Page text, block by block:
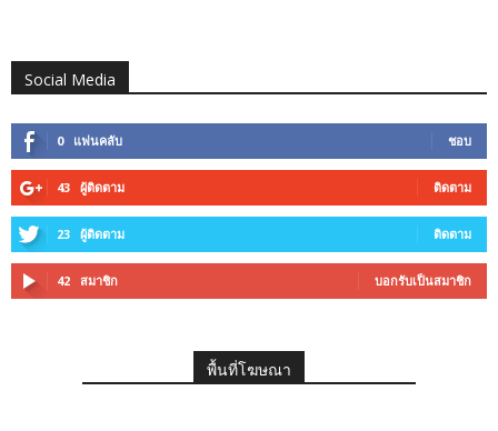
Social Media
0 แฟนคลับ ชอบ
43 ผู้ติดตาม ติดตาม
23 ผู้ติดตาม ติดตาม
42 สมาชิก บอกรับเป็นสมาชิก
พื้นที่โฆษณา